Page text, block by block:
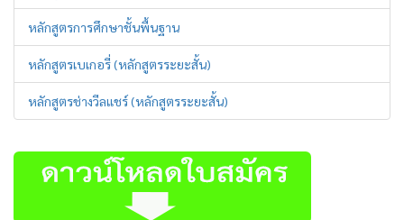
หลักสูตรการศึกษาชั้นพื้นฐาน
หลักสูตรเบเกอรี่ (หลักสูตรระยะสั้น)
หลักสูตรช่างวีลแชร์ (หลักสูตรระยะสั้น)